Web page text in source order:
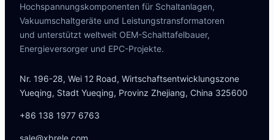
Hochspannungskomponenten für Schaltanlagen,
Vakuumschaltgeräte und Leistungstransformatoren
und unterstützt weltweit OEM-Schalttafelbauer,
Energieversorger und EPC-Projekte.
Nr. 196-28, Wei 12 Road, Wirtschaftsentwicklungszone
Yueqing, Stadt Yueqing, Provinz Zhejiang, China 325600
+86 138 1977 6763
sale@xbrele.com